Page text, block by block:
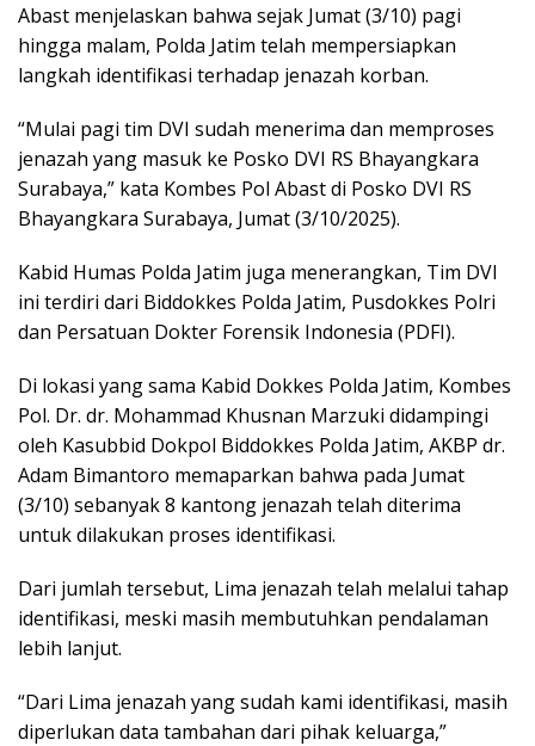
Abast menjelaskan bahwa sejak Jumat (3/10) pagi
hingga malam, Polda Jatim telah mempersiapkan
langkah identifikasi terhadap jenazah korban.
“Mulai pagi tim DVI sudah menerima dan memproses
jenazah yang masuk ke Posko DVI RS Bhayangkara
Surabaya,” kata Kombes Pol Abast di Posko DVI RS
Bhayangkara Surabaya, Jumat (3/10/2025).
Kabid Humas Polda Jatim juga menerangkan, Tim DVI
ini terdiri dari Biddokkes Polda Jatim, Pusdokkes Polri
dan Persatuan Dokter Forensik Indonesia (PDFI).
Di lokasi yang sama Kabid Dokkes Polda Jatim, Kombes
Pol. Dr. dr. Mohammad Khusnan Marzuki didampingi
oleh Kasubbid Dokpol Biddokkes Polda Jatim, AKBP dr.
Adam Bimantoro memaparkan bahwa pada Jumat
(3/10) sebanyak 8 kantong jenazah telah diterima
untuk dilakukan proses identifikasi.
Dari jumlah tersebut, Lima jenazah telah melalui tahap
identifikasi, meski masih membutuhkan pendalaman
lebih lanjut.
“Dari Lima jenazah yang sudah kami identifikasi, masih
diperlukan data tambahan dari pihak keluarga,”